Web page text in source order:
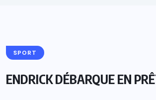
SPORT
ENDRICK DÉBARQUE EN